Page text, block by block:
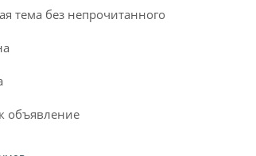
тема без непрочитанного
объявление